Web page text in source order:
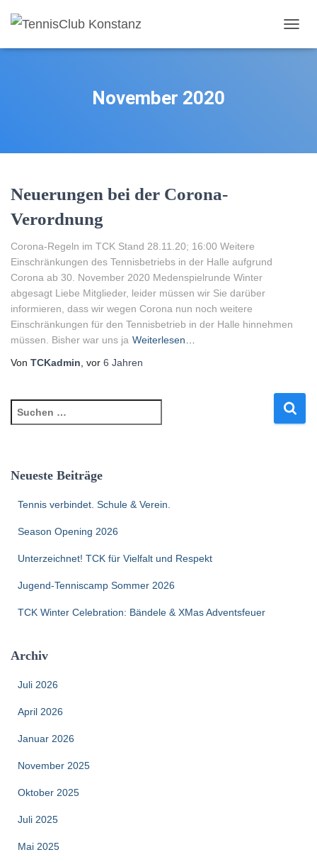
November 2020
Neuerungen bei der Corona-
Verordnung
Corona-Regeln im TCK Stand 28.11.20; 16:00 Weitere
Einschränkungen des Tennisbetriebs in der Halle aufgrund
Corona ab 30. November 2020 Medenspielrunde Winter
abgesagt Liebe Mitglieder, leider müssen wir Sie darüber
informieren, dass wir wegen Corona nun noch weitere
Einschränkungen für den Tennisbetrieb in der Halle hinnehmen
müssen. Bisher war uns ja Weiterlesen…
Von TCKadmin , vor 6 Jahren
Neueste Beiträge
Tennis verbindet. Schule & Verein.
Season Opening 2026
Unterzeichnet! TCK für Vielfalt und Respekt
Jugend-Tenniscamp Sommer 2026
TCK Winter Celebration: Bändele & XMas Adventsfeuer
Archiv
Juli 2026
April 2026
Januar 2026
November 2025
Oktober 2025
Juli 2025
Mai 2025